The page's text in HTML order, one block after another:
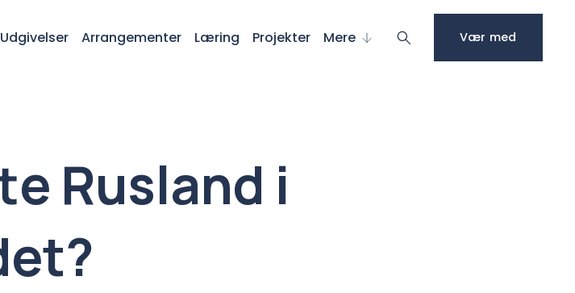
Udgivelser Arrangementer Læring Projekter Mere Vær med
Rusland i